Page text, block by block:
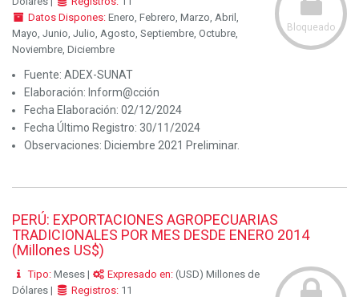
Bloqueado
Datos Dispones:Enero, Febrero, Marzo, Abril,
Mayo, Junio, Julio, Agosto, Septiembre, Octubre,
Noviembre, Diciembre
Fuente: ADEX-SUNAT
Elaboración: Inform@cción
Fecha Elaboración: 02/12/2024
Fecha Último Registro: 30/11/2024
Observaciones: Diciembre 2021 Preliminar.
PERÚ: EXPORTACIONES AGROPECUARIAS
TRADICIONALES POR MES DESDE ENERO 2014
(Millones US$)
Tipo:Meses | Expresado en: (USD) Millones de
Dólares |
Registros:11